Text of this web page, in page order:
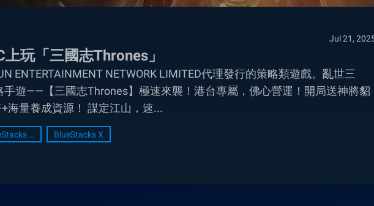
Jul 21,
玩「三國志Thrones」
ENTERTAINMENT NETWORK LIMITED代理發行的策略類遊戲。亂世三
手遊——【三國志Thrones】極速來襲！港台專屬，佛心營運！開局送神將貂
海量養成資源！ 謀定江山，速...
BlueStacks Setup BlueStacks X